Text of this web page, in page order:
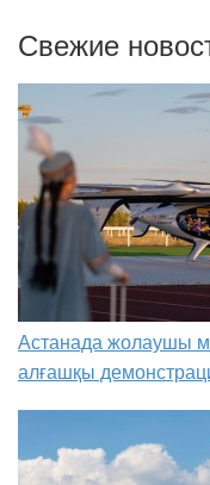
Свежие
Астанада жолаушы
алғашқы